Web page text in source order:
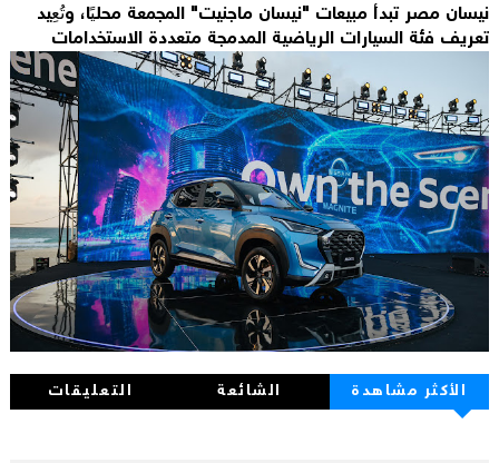
نيسان مصر تبدأ مبيعات "نيسان ماجنيت" المجمعة محليًا، وتُعِيد
تعريف فئة السيارات الرياضية المدمجة متعددة الاستخدامات
الأكثر مشاهدة الشائعة التعليقات